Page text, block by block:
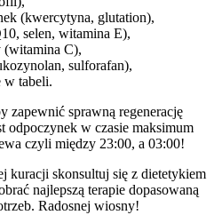
(kwercytyna, glutation),
selen, witamina E),
(witamina C),
sulforafan),
w tabeli.
zapewnić sprawną regenerację
odpoczynek w czasie maksimum
czyli między 23:00, a 03:00!
kuracji skonsultuj się z dietetykiem
najlepszą terapie dopasowaną
Radosnej wiosny!